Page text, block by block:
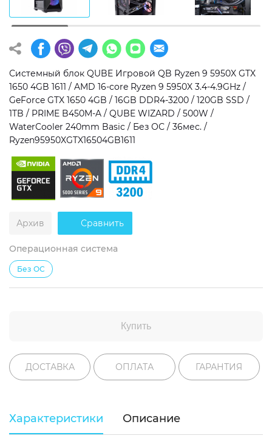
Операционная система
Windows 11 Home
Windows 11 Pro
Без ОС
Тип накопителя
SSD
HDD
SSD + HDD
Дополнительно
RGB-подсветка
Разблокированный множитель CPU
Сверхбыстрый M.2 SSD NVME
Системный блок QUBE Игровой QB Ryzen 9 5950X GTX
1650 4GB 1611 / AMD 16-core Ryzen 9 5950X 3.4-4.9GHz /
GeForce GTX 1650 4GB / 16GB DDR4-3200 / 120GB SSD /
1TB / PRIME B450M-A / QUBE WIZARD / 500W /
WaterCooler 240mm Basic / Без ОС / 36мес. /
Ryzen95950XGTX16504GB1611
Архив Сравнить
Операционная система
Без ОС
Купить
ДОСТАВКА ОПЛАТА ГАРАНТИЯ
Характеристики Описание